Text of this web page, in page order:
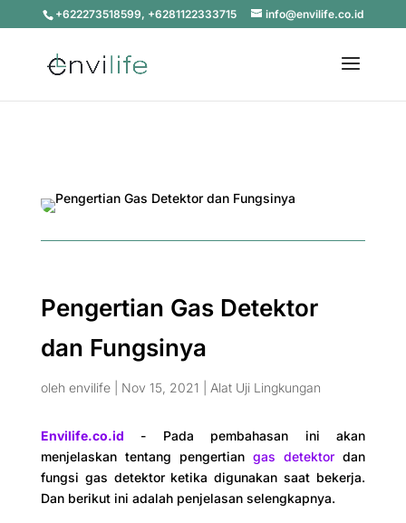
+622273518599, +6281122333715 info@envilife.co.id
Pengertian Gas Detektor
dan Fungsinya
oleh envilife| Nov 15, 2021 Alat Uji Lingkungan
Envilife.co.id - Pada pembahasan ini akan
menjelaskan tentang pengertiangas detektor dan
fungsi gas detektor ketika digunakan saat bekerja.
Dan berikut ini adalah penjelasan selengkapnya.